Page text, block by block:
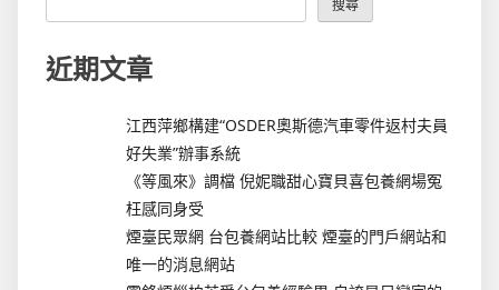
搜尋
近期文章
江西萍鄉構建“OSDER奧斯德汽車零件返村夫員
好失業”辦事系統
《等風來》調檔 倪妮職甜心寶貝喜包養網場冤
枉感同身受
煙臺民眾網 台包養網站比較 煙臺的門戶網站和
唯一的消息網站